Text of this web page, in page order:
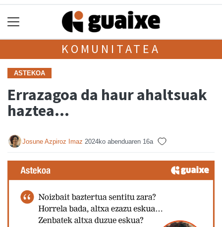
KOMUNITATEA
ASTEKOA
Errazagoa da haur ahaltsuak
haztea…
Josune Azpiroz Imaz 2024ko abenduaren 16a